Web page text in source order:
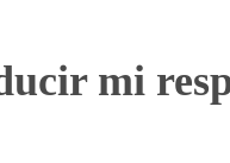
mi